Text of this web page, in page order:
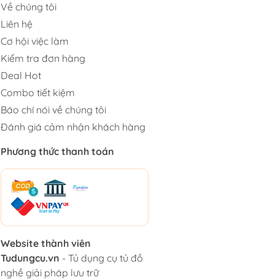
Về chúng tôi
Liên hệ
Cơ hội việc làm
Kiểm tra đơn hàng
Deal Hot
Combo tiết kiệm
Báo chí nói về chúng tôi
Đánh giá cảm nhận khách hàng
Phương thức thanh toán
Website thành viên
Tudungcu.vn - Tủ dụng cụ tủ đồ
nghề giải pháp lưu trữ